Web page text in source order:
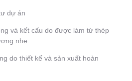
dự án
và kết cấu do được làm từ thép
nhẹ.
do thiết kế và sản xuất hoàn